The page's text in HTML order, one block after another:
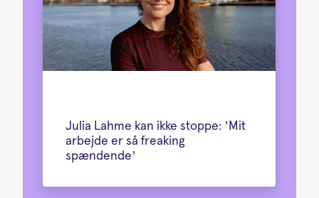
Julia Lahme kan ikke stoppe: ’Mit
arbejde er så freaking
spændende’